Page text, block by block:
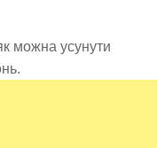
можна усунути